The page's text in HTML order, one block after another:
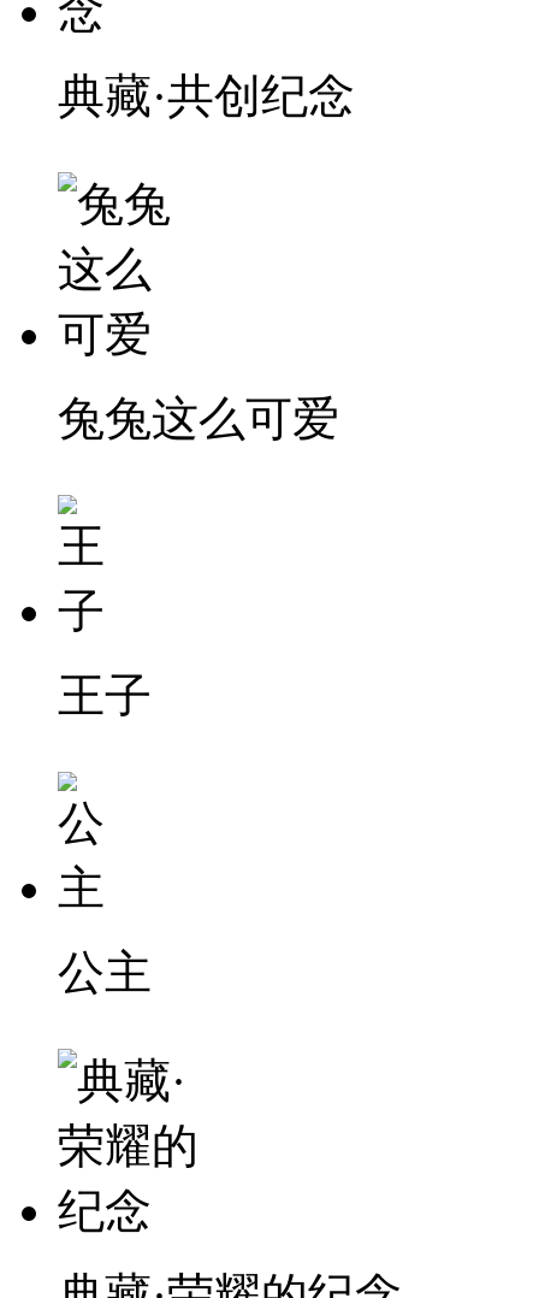
典藏·共创纪念
兔兔这么可爱
王子
公主